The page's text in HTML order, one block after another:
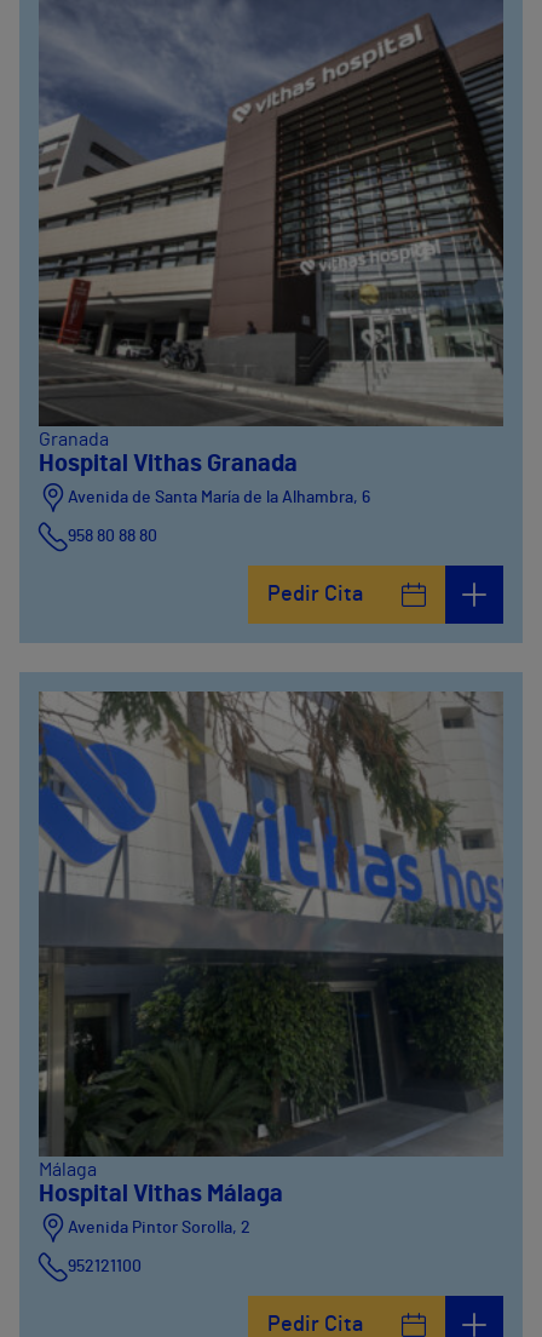
Granada
Hospital Vithas Granada
Avenida de Santa María de la Alhambra, 6
958 80 88 80
Pedir Cita
Málaga
Hospital Vithas Málaga
Avenida Pintor Sorolla, 2
952121100
Pedir Cita